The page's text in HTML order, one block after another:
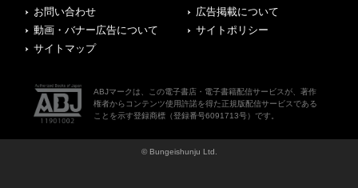
お問い合わせ
広告掲載について
動画・バナー広告について
サイトポリシー
サイトマップ
ABJマークは、この電子書店・電子書籍配信サービスが、著作
権者からコンテンツ使用許諾を得た正規版配信サービスである
ことを示す登録商標（登録番号6091713号）です。
© Bungeishunju Ltd.